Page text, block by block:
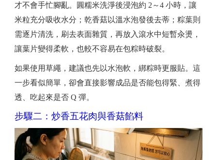
才不會手忙腳亂。圓糯米洗淨後浸泡約 2～4 小時，讓
米粒充分吸收水分；乾香菇以溫水泡發後去蒂；粽葉則
需逐片清洗，刷去表面雜質，再放入滾水中短暫汆燙，
讓葉片變得柔軟，也較不容易在包粽時破裂。
如果使用草繩，建議也先以水泡軟，綁粽時更服貼。這
一步看似簡單，卻會直接影響成品是否能包得緊、煮得
透、吃起來是否 Q 彈。
步驟二：炒香五花肉與香菇餡料